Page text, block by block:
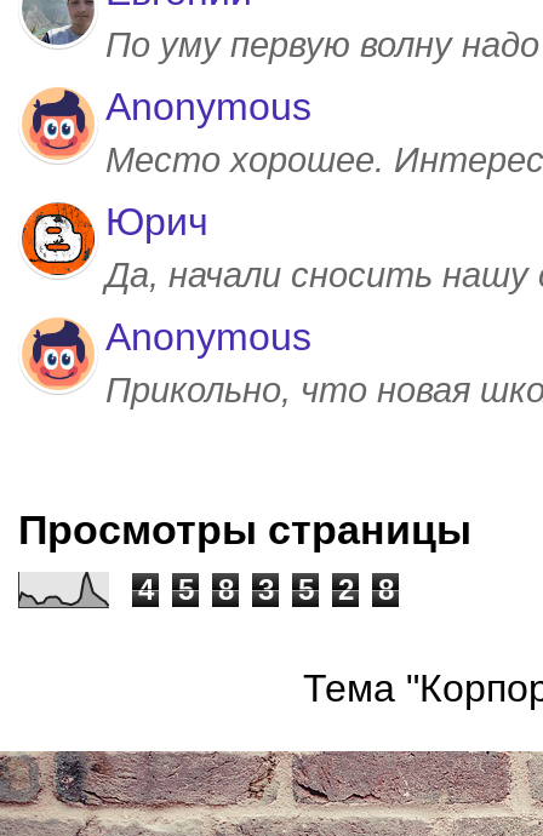
По уму первую волну
Anonymous
Место хорошее.
Юрич
Да, начали сносить
Anonymous
Прикольно, что новая
Просмотры страницы
4 5 8 3 5 2 8
Тема